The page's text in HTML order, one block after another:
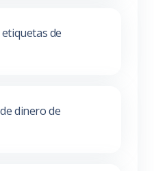
de
dinero de